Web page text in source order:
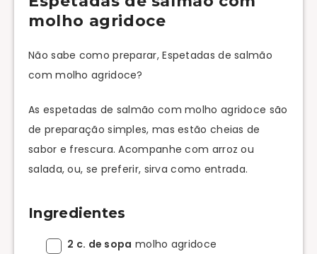
molho agridoce
Não sabe como preparar, Espetadas de salmão
com molho agridoce?
As espetadas de salmão com molho agridoce são
de preparação simples, mas estão cheias de
sabor e frescura. Acompanhe com arroz ou
salada, ou, se preferir, sirva como entrada.
Ingredientes
2 c. de sopa molho agridoce